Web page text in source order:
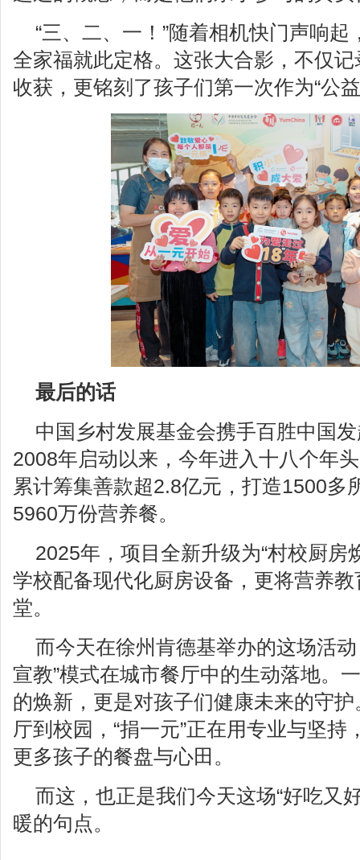
“三、二、一！”随着相机快门声响
全家福就此定格。这张大合影，不仅
收获，更铭刻了孩子们第一次作为“公
最后的话
中国乡村发展基金会携手百胜中国发
2008年启动以来，今年进入十八个年
累计筹集善款超2.8亿元，打造1500多
5960万份营养餐。
2025年，项目全新升级为“村校厨房
学校配备现代化厨房设备，更将营养
堂。
而今天在徐州肯德基举办的这场活
宣教”模式在城市餐厅中的生动落地。
的焕新，更是对孩子们健康未来的守
厅到校园，“捐一元”正在用专业与坚持
更多孩子的餐盘与心田。
而这，也正是我们今天这场“好吃又
暖的句点。